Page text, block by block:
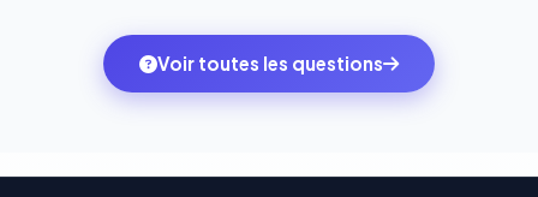
ambitions du moment — sans perdre vos données ni
votre historique.
monde. Vos données bancaires ne transitent jamais
par nos serveurs — elles sont gérées directement et
Voir toutes les questions